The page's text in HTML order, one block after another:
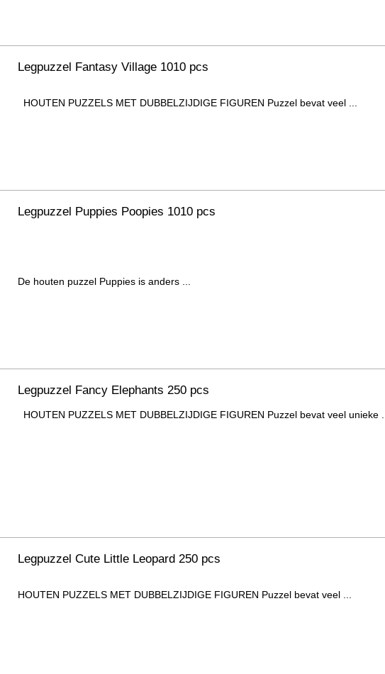
Legpuzzel Fantasy Village 1010 pcs
HOUTEN PUZZELS MET DUBBELZIJDIGE FIGUREN Puzzel bevat veel ...
Legpuzzel Puppies Poopies 1010 pcs
De houten puzzel Puppies is anders ...
Legpuzzel Fancy Elephants 250 pcs
HOUTEN PUZZELS MET DUBBELZIJDIGE FIGUREN Puzzel bevat veel unieke ...
Legpuzzel Cute Little Leopard 250 pcs
HOUTEN PUZZELS MET DUBBELZIJDIGE FIGUREN Puzzel bevat veel ...